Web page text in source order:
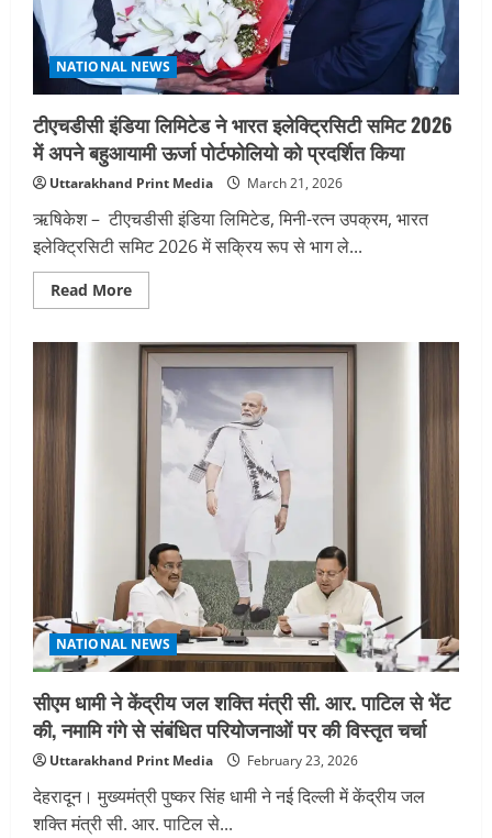
NATIONAL NEWS
टीएचडीसी इंडिया लिमिटेड ने भारत इलेक्ट्रिसिटी समिट 2026
में अपने बहुआयामी ऊर्जा पोर्टफोलियो को प्रदर्शित किया
Uttarakhand Print Media March 21, 2026
ऋषिकेश – टीएचडीसी इंडिया लिमिटेड, मिनी-रत्न उपक्रम, भारत
इलेक्ट्रिसिटी समिट 2026 में सक्रिय रूप से भाग ले...
Read MoreRead
more
इंडिया
लिमिटेड
इलेक्ट्रिसिटी
प्रदर्शित
किया
NATIONAL NEWS
सीएम धामी ने केंद्रीय जल शक्ति मंत्री सी. आर. पाटिल से भेंट
की, नमामि गंगे से संबंधित परियोजनाओं पर की विस्तृत चर्चा
Uttarakhand Print Media February 23, 2026
देहरादून। मुख्यमंत्री पुष्कर सिंह धामी ने नई दिल्ली में केंद्रीय जल
शक्ति मंत्री सी. आर. पाटिल से...